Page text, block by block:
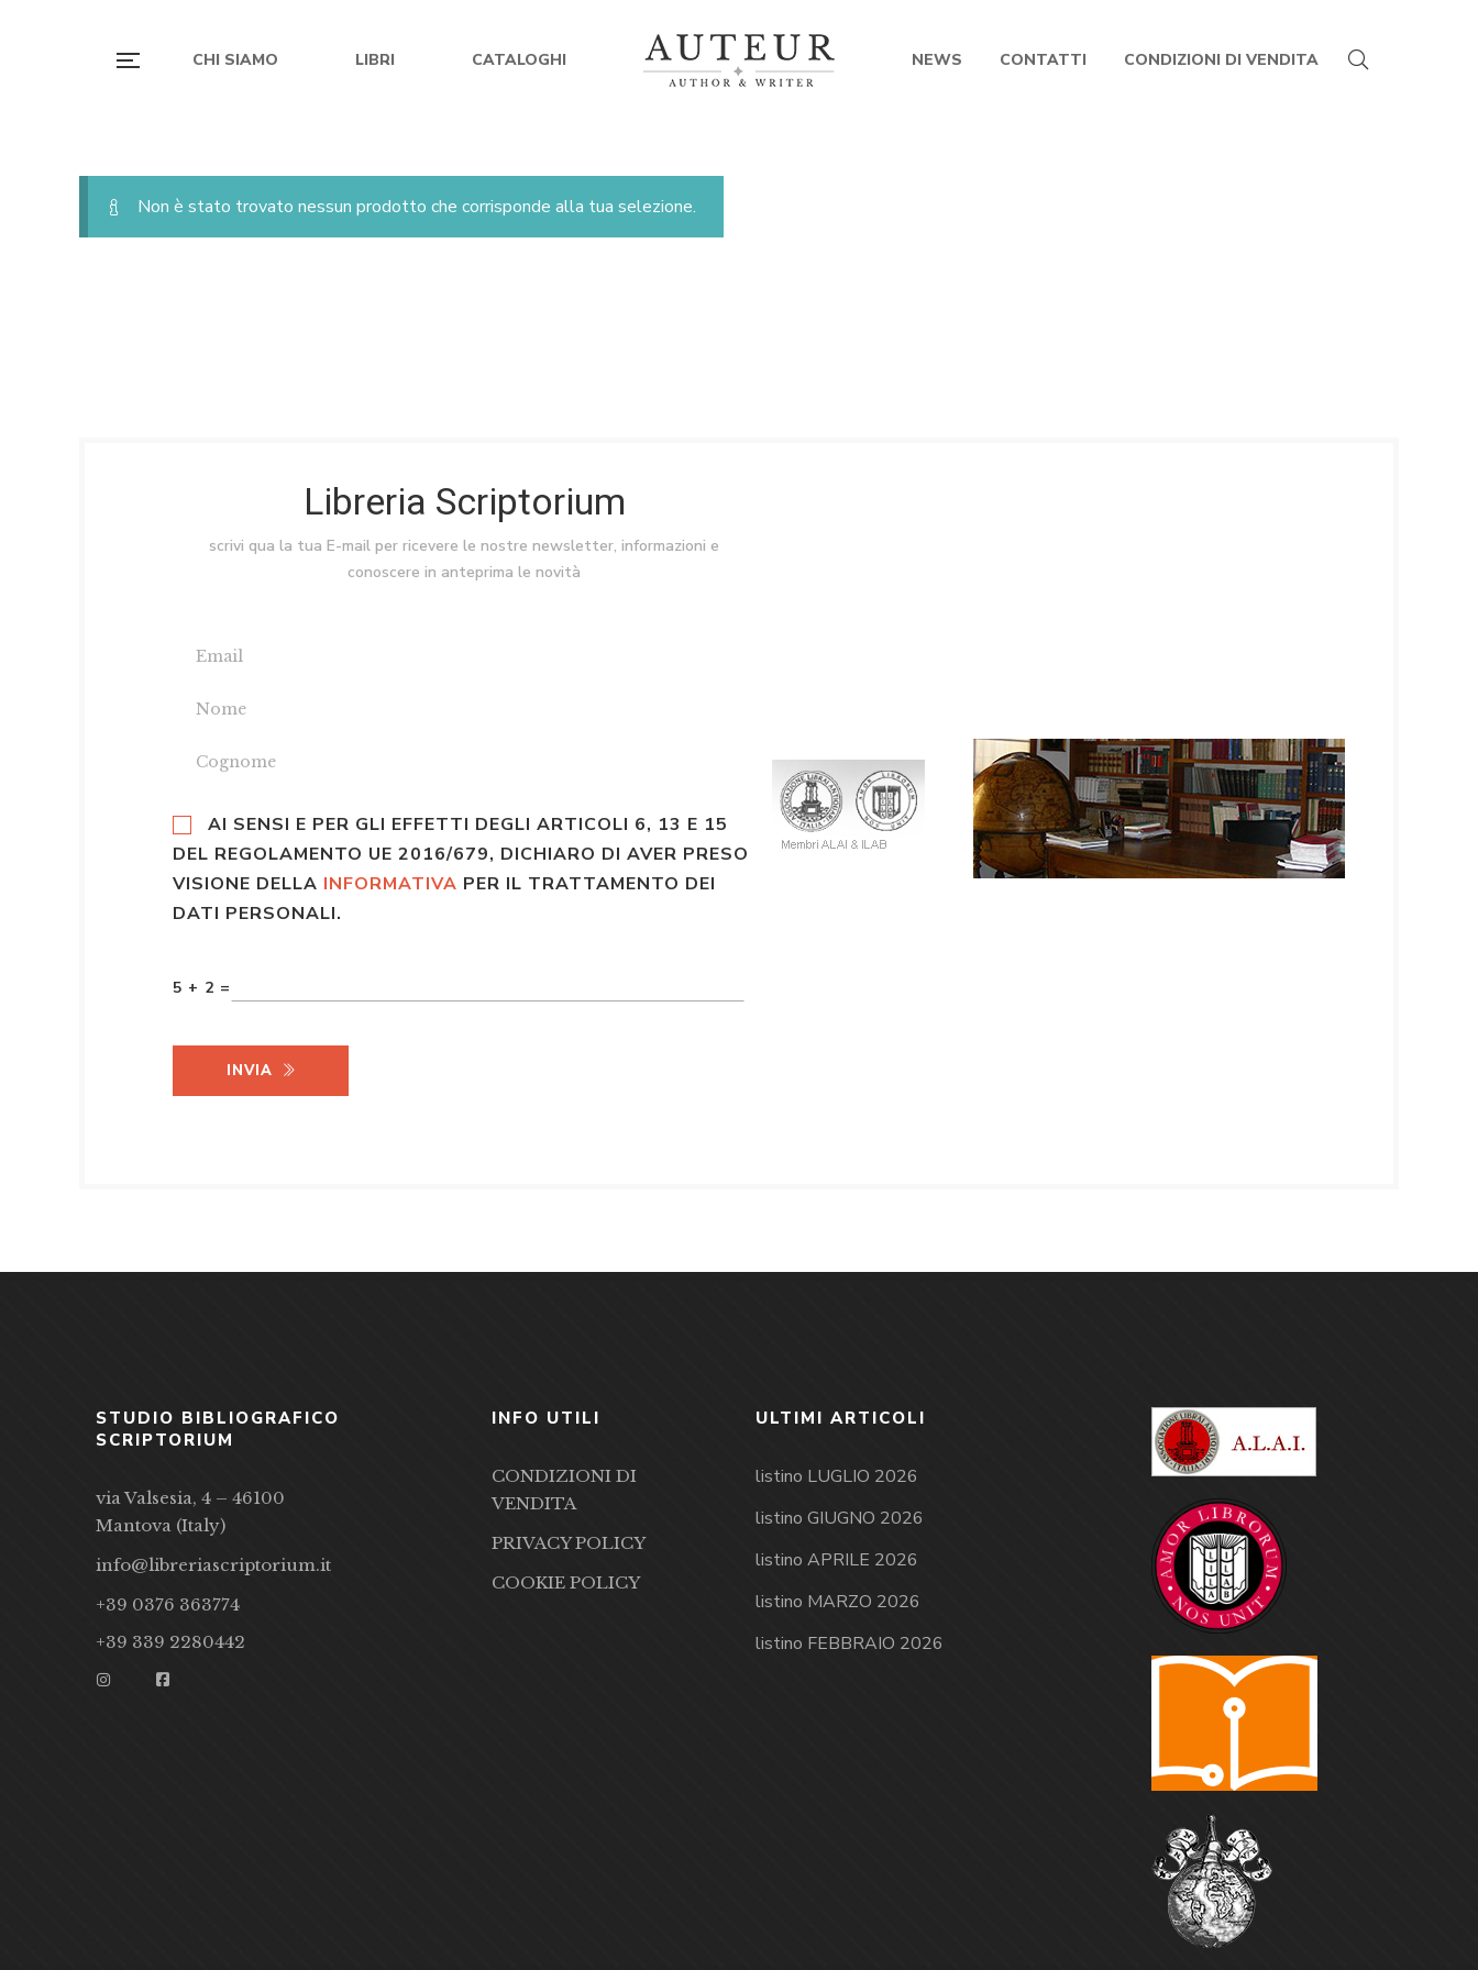
CHI SIAMO LIBRI CATALOGHI NEWS CONTATTI CONDIZIONI DI VENDITA
Non è stato trovato nessun prodotto che corrisponde alla tua selezione.
Libreria Scriptorium
scrivi qua la tua E-mail per ricevere le nostre newsletter, informazioni e
conoscere in anteprima le novità
AI SENSI E PER GLI EFFETTI DEGLI ARTICOLI 6, 13 E 15
DEL REGOLAMENTO UE 2016/679, DICHIARO DI AVER PRESO
VISIONE DELLA INFORMATIVA PER IL TRATTAMENTO DEI
DATI PERSONALI.
5 + 2 =
INVIA
STUDIO BIBLIOGRAFICO
SCRIPTORIUM
via Valsesia, 4 – 46100
Mantova (Italy)
info@libreriascriptorium.it
+39 0376 363774
+39 339 2280442
INFO UTILI
CONDIZIONI DI
VENDITA
PRIVACY POLICY
COOKIE POLICY
ULTIMI ARTICOLI
listino LUGLIO 2026
listino GIUGNO 2026
listino APRILE 2026
listino MARZO 2026
listino FEBBRAIO 2026